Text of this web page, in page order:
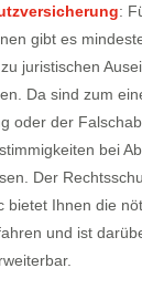
:
gibt es
juristischen
Da sind zum
oder der
bei
Der
bietet Ihnen die
und ist